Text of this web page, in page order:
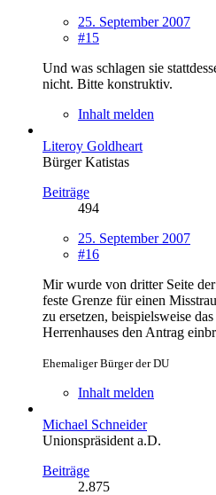
25. September 2007
#15
Und was schlagen sie
nicht. Bitte konstruktiv.
Inhalt melden
Literoy Goldheart
Bürger Katistas
Beiträge
494
25. September 2007
#16
Mir wurde von dritter Seite
feste Grenze für einen
zu ersetzen, beispielsweise
Herrenhauses den Antrag
Ehemaliger Bürger der DU
Inhalt melden
Michael Schneider
Unionspräsident a.D.
Beiträge
2.875